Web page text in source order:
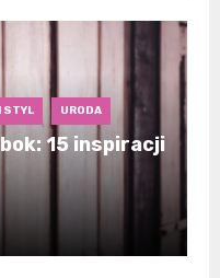
STYL URODA
15 inspiracji